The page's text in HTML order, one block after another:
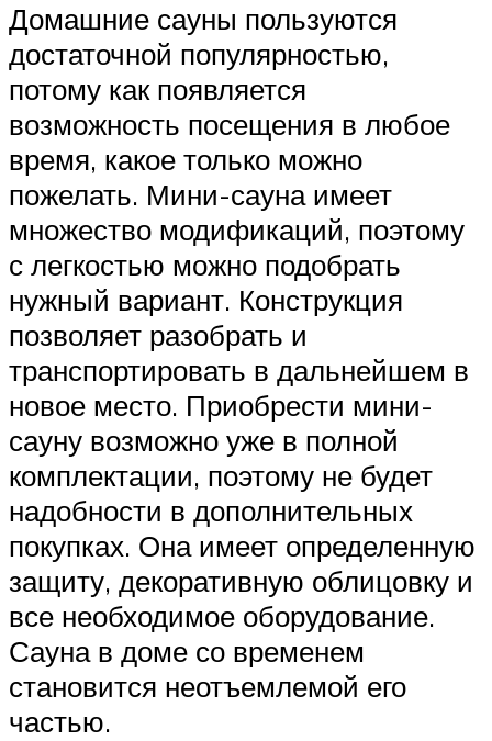
Домашние сауны пользуются
достаточной популярностью,
потому как появляется
возможность посещения в любое
время, какое только можно
пожелать. Мини-сауна имеет
множество модификаций, поэтому
с легкостью можно подобрать
нужный вариант. Конструкция
позволяет разобрать и
транспортировать в дальнейшем в
новое место. Приобрести мини-
сауну возможно уже в полной
комплектации, поэтому не будет
надобности в дополнительных
покупках. Она имеет определенную
защиту, декоративную облицовку и
все необходимое оборудование.
Сауна в доме со временем
становится неотъемлемой его
частью.